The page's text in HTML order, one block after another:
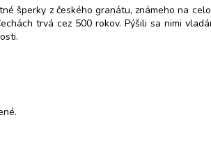
šperky z českého granátu, známeho na
trvá cez 500 rokov. Pýšili sa nimi